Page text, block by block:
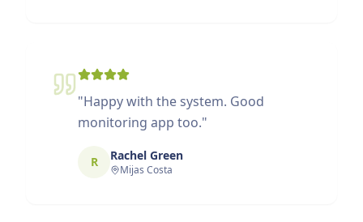
"Happy with the system. Good
monitoring app too."
R Rachel Green
Mijas Costa